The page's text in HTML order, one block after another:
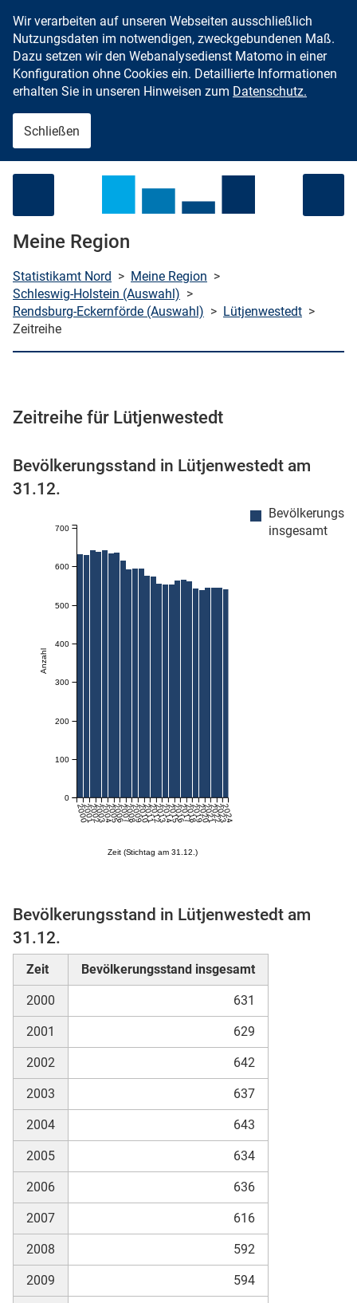
Zum Inhalt springen
starten
Wir verarbeiten auf unseren Webseiten ausschließlich
Nutzungsdaten im notwendigen, zweckgebundenen Maß.
Dazu setzen wir den Webanalysedienst Matomo in einer
Konfiguration ohne Cookies ein. Detaillierte Informationen
erhalten Sie in unseren Hinweisen zum Datenschutz.
Schließen
Meine Region
Statistikamt Nord > Meine Region >
Schleswig-Holstein (Auswahl) >
Rendsburg-Eckernförde (Auswahl) > Lütjenwestedt >
Zeitreihe
Zeitreihe für Lütjenwestedt
Bevölkerungsstand in Lütjenwestedt am
31.12.
insgesamt
Zeit (Stichtag am 31.12.)
200020012002200320042005200620072008200920102011201220132014201520162017201820192020202120222023
2024
Anzahl
0
100
200
300
400
500
600
700
Bevölkerungsstand in Lütjenwestedt am
31.12.
Zeit Bevölkerungsstand insgesamt
2000 631
2001 629
2002 642
2003 637
2004 643
2005 634
2006 636
2007 616
2008 592
2009 594